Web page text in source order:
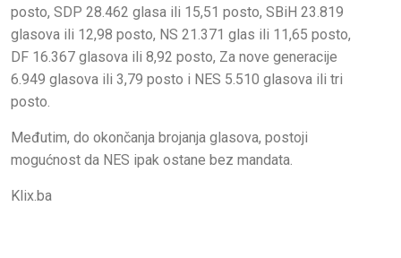
posto, SDP 28.462 glasa ili 15,51 posto, SBiH 23.819
glasova ili 12,98 posto, NS 21.371 glas ili 11,65 posto,
DF 16.367 glasova ili 8,92 posto, Za nove generacije
6.949 glasova ili 3,79 posto i NES 5.510 glasova ili tri
posto.
Međutim, do okončanja brojanja glasova, postoji
mogućnost da NES ipak ostane bez mandata.
Klix.ba